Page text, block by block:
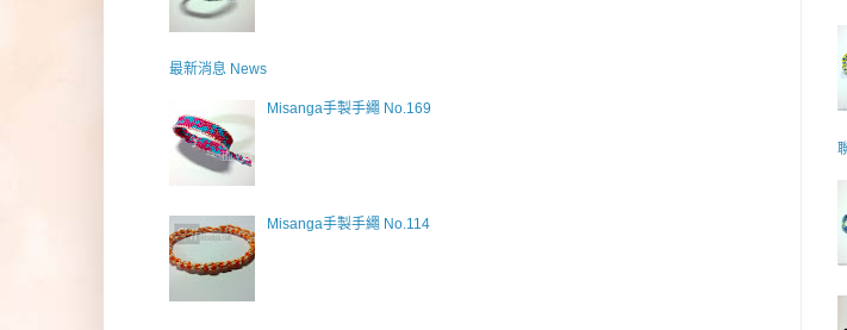
最新消息 News
Misanga手製手繩 No.169
Misanga手製手繩 No.114